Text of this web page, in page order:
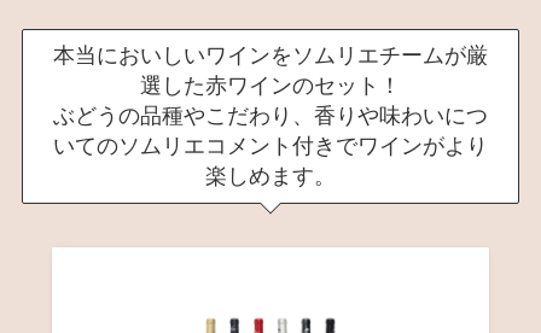
本当においしいワインをソムリエチームが厳
選した赤ワインのセット！
ぶどうの品種やこだわり、香りや味わいにつ
いてのソムリエコメント付きでワインがより
楽しめます。